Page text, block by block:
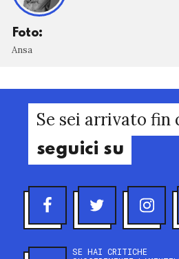
Foto:
Ansa
Se sei arrivato fin
seguici su
SE HAI CRITICHE